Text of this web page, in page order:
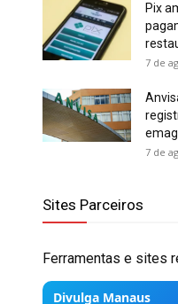
Pix
7 de
7 de
Sites Parceiros
Ferramentas e sites
Divulga Manaus